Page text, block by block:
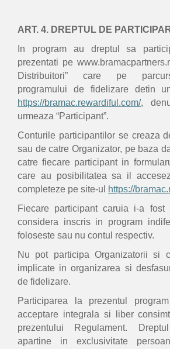
ART. 4. DREPTUL DE
In program au dreptul sa
prezentati pe
Distribuitori” care pe
programului de fidelizare detin
https://bramac.rewardiful.com/,
urmeaza “Participant”.
Conturile participantilor se creaza
sau de catre Organizator, pe baza
catre fiecare participant in
care au posibilitatea sa il
completeze pe site-ul
https://
Fiecare participant caruia i-a
considera inscris in program
foloseste sau nu contul respectiv.
Nu pot participa Organizatorii si
implicate in organizarea si
de fidelizare.
Participarea la prezentul
acceptare integrala si liber
prezentului Regulament.
apartine in exclusivitate